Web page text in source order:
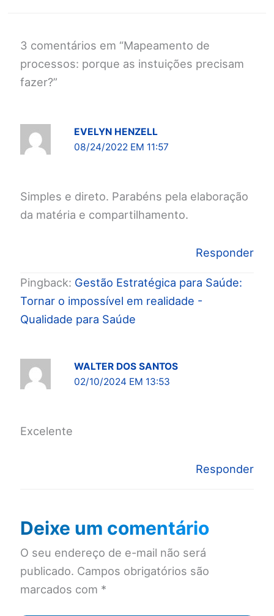
3 comentários em “Mapeamento de
processos: porque as instuições precisam
fazer?”
EVELYN HENZELL
08/24/2022 EM 11:57
Simples e direto. Parabéns pela elaboração
da matéria e compartilhamento.
Responder
Pingback: Gestão Estratégica para Saúde:
Tornar o impossível em realidade -
Qualidade para Saúde
WALTER DOS SANTOS
02/10/2024 EM 13:53
Excelente
Responder
Deixe um comentário
O seu endereço de e-mail não será
publicado. Campos obrigatórios são
marcados com *